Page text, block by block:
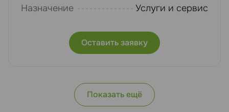
Назначение
Услуги и сервис
Оставить заявку
Показать ещё